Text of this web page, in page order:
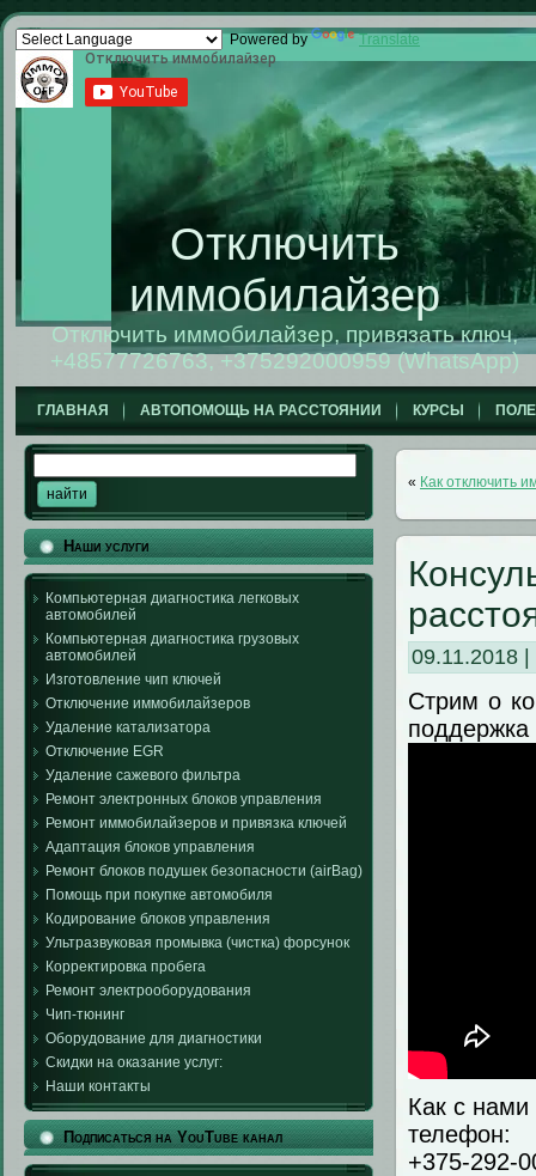
Powered by Translate
Отключить
иммобилайзер
Отключить иммобилайзер, привязать ключ,
+48577726763, +375292000959 (WhatsApp)
ГЛАВНАЯ АВТОПОМОЩЬ НА РАССТОЯНИИ КУРСЫ
Наши услуги
Компьютерная диагностика легковых
автомобилей
Компьютерная диагностика грузовых
автомобилей
Изготовление чип ключей
Отключение иммобилайзеров
Удаление катализатора
Отключение EGR
Удаление сажевого фильтра
Ремонт электронных блоков управления
Ремонт иммобилайзеров и привязка ключей
Адаптация блоков управления
Ремонт блоков подушек безопасности (airBag)
Помощь при покупке автомобиля
Кодирование блоков управления
Ультразвуковая промывка (чистка) форсунок
Корректировка пробега
Ремонт электрооборудования
Чип-тюнинг
Оборудование для диагностики
Скидки на оказание услуг:
Наши контакты
Подписаться на YouTube канал
« Как отключить
09.11.2018
Стрим о
поддержка
Как с нами
телефон:
+375-292-